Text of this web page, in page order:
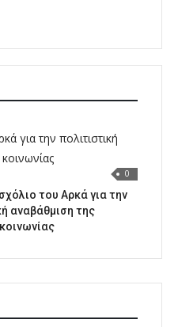
0
του Αρκά για την
αναβάθμιση της